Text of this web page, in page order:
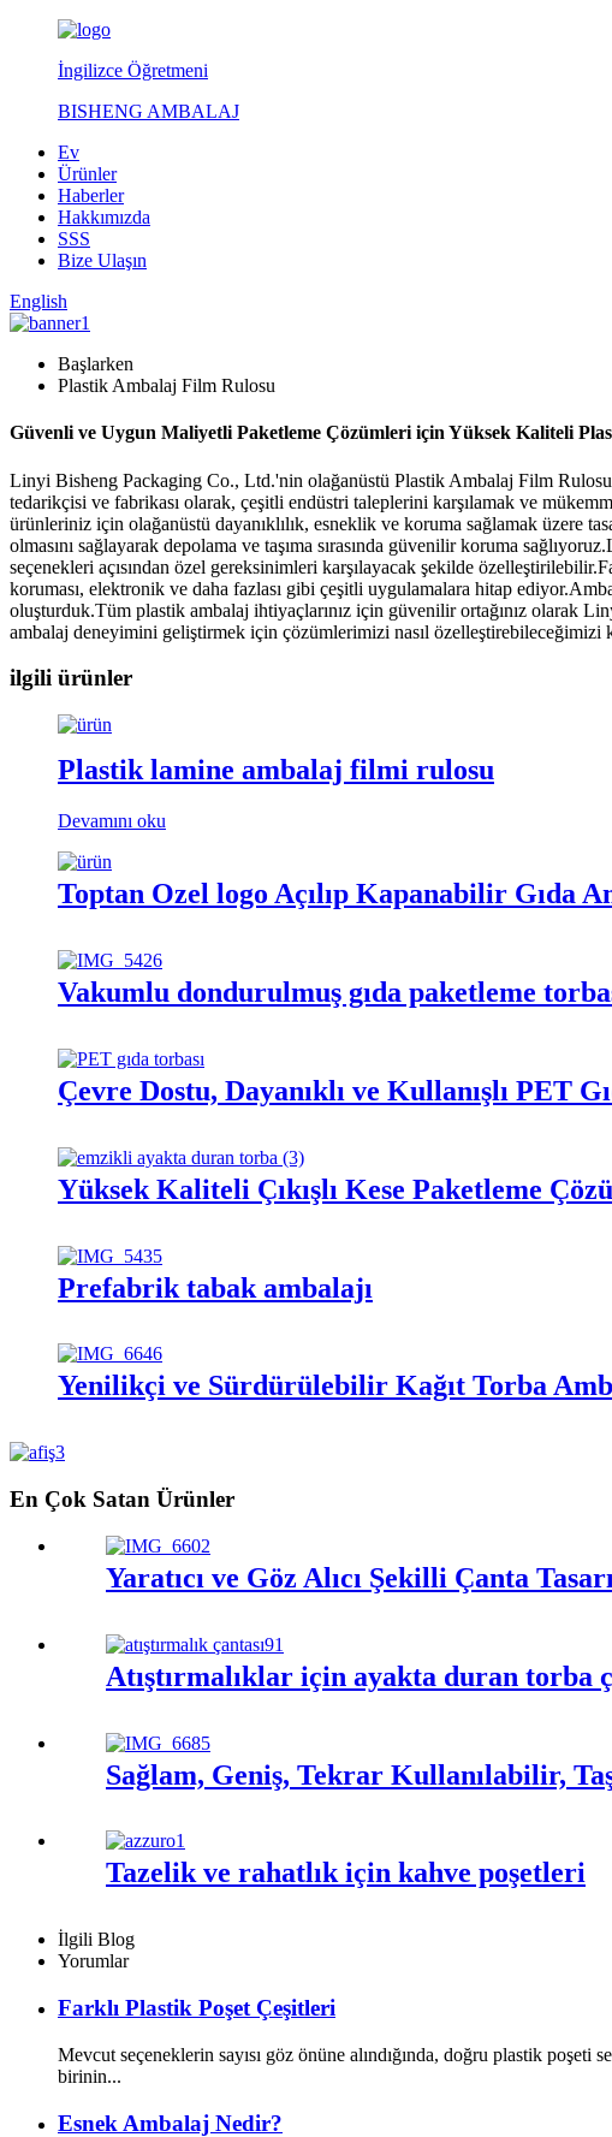
İngilizce Öğretmeni
BISHENG AMBALAJ
Ev
Ürünler
Haberler
Hakkımızda
SSS
Bize Ulaşın
English
Başlarken
Plastik Ambalaj Film Rulosu
Güvenli ve Uygun Maliyetli Paketleme Çözümleri için Yüksek Kaliteli
Linyi Bisheng Packaging Co., Ltd.'nin olağanüstü Plastik Ambalaj Film
tedarikçisi ve fabrikası olarak, çeşitli endüstri taleplerini karşılamak ve
ürünleriniz için olağanüstü dayanıklılık, esneklik ve koruma sağlamak üzere
olmasını sağlayarak depolama ve taşıma sırasında güvenilir koruma
seçenekleri açısından özel gereksinimleri karşılayacak şekilde
koruması, elektronik ve daha fazlası gibi çeşitli uygulamalara hitap
oluşturduk.Tüm plastik ambalaj ihtiyaçlarınız için güvenilir ortağınız olarak
ambalaj deneyimini geliştirmek için çözümlerimizi nasıl
ilgili ürünler
Plastik lamine ambalaj filmi rulosu
Devamını oku
Toptan Özel logo Açılıp Kapanabilir Gıda
Vakumlu dondurulmuş gıda paketleme
Çevre Dostu, Dayanıklı ve Kullanışlı PET
Yüksek Kaliteli Çıkışlı Kese Paketleme
Prefabrik tabak ambalajı
Yenilikçi ve Sürdürülebilir Kağıt Torba
En Çok Satan Ürünler
Yaratıcı ve Göz Alıcı Şekilli Çanta
Atıştırmalıklar için ayakta duran torba
Sağlam, Geniş, Tekrar Kullanılabilir,
Tazelik ve rahatlık için kahve poşetleri
İlgili Blog
Yorumlar
Farklı Plastik Poşet Çeşitleri
Mevcut seçeneklerin sayısı göz önüne alındığında, doğru plastik
birinin...
Esnek Ambalaj Nedir?